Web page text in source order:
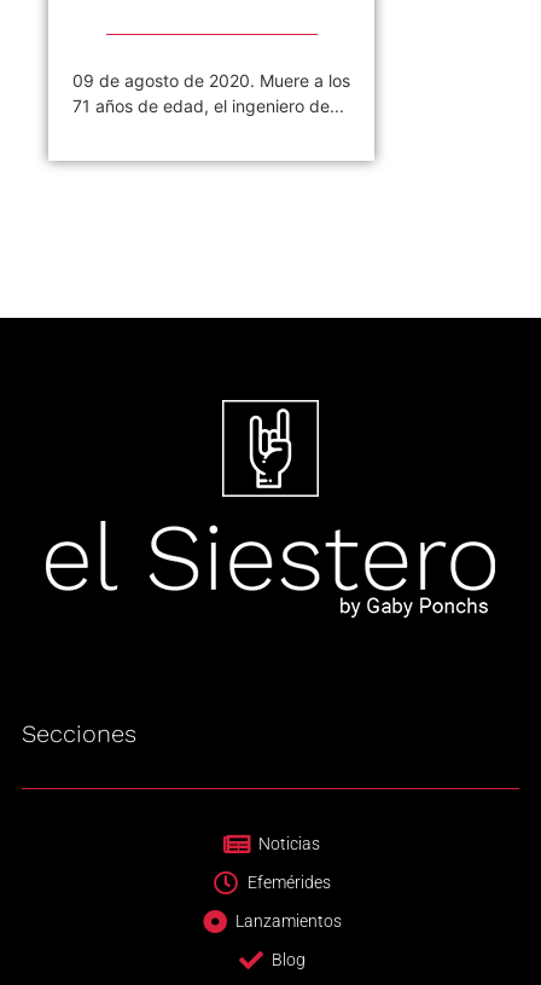
09 de agosto de 2020. Muere a los
71 años de edad, el ingeniero de...
Secciones
Noticias
Efemérides
Lanzamientos
Blog